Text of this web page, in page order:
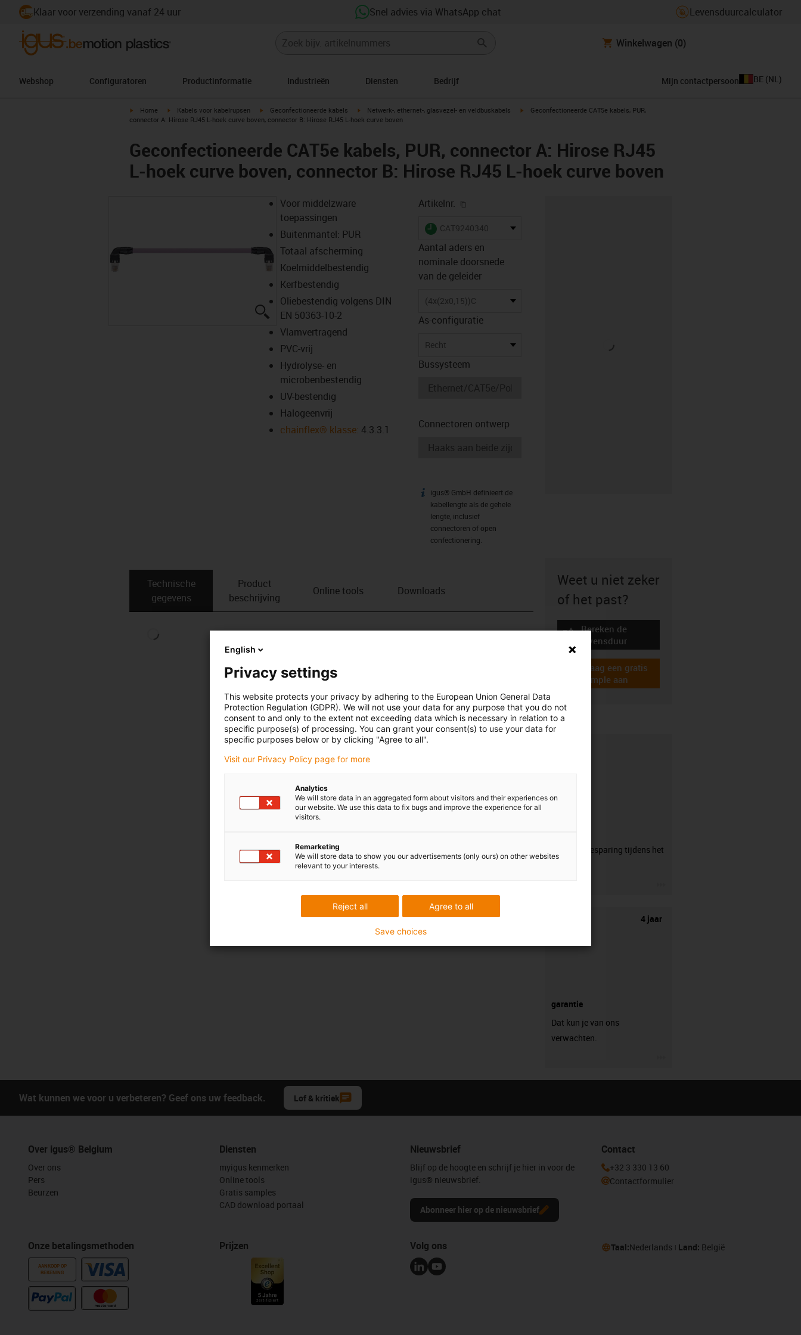
Klaar voor verzending vanaf 24 uur Snel advies via WhatsApp chat Levensduurcalculator
Winkelwagen (0)
Webshop Configuratoren Productinformatie Industrieën Diensten Bedrijf Mijn contactpersoon BE (NL )
igus-icon-arrow-right
Home igus-icon-arrow-right
Kabels voor kabelrupsen igus-icon-arrow-right
Geconfectioneerde kabels igus-icon-arrow-right
Netwerk-, ethernet-, glasvezel- en veldbuskabels igus-icon-arrow-right
Geconfectioneerde CAT5e kabels, PUR,
connector A: Hirose RJ45 L-hoek curve boven, connector B: Hirose RJ45 L-hoek curve boven
Geconfectioneerde CAT5e kabels, PUR, connector A: Hirose RJ45
L-hoek curve boven, connector B: Hirose RJ45 L-hoek curve boven
igus-icon-lupe
Voor middelzware
toepassingen
Buitenmantel: PUR
Totaal afscherming
Koelmiddelbestendig
Kerfbestendig
Oliebestendig volgens DIN
EN 50363-10-2
Vlamvertragend
PVC-vrij
Hydrolyse- en
microbenbestendig
UV-bestendig
Halogeenvrij
chainflex® klasse: 4.3.3.1
Artikelnr.
igus-icon-lieferzeit
CAT9240340
Aantal aders en
nominale doorsnede
van de geleider
(4x(2x0,15))C
As-configuratie
Recht
Bussysteem
Connectoren ontwerp
igus-icon-info
igus® GmbH definieert de
kabellengte als de gehele
lengte, inclusief
connectoren of open
confectionering.
Technische
gegevens
Product
beschrijving
Online tools Downloads
Weet u niet zeker
of het past?
igus-icon-lebensdauerrechner
Bereken de
levensduur
igus-icon-gratismuster
Vraag een gratis
sample aan
50% tijdsbesparing tijdens het
4 jaar
garantie
Dat kun je van ons
verwachten.
Wat kunnen we voor u verbeteren? Geef ons uw feedback. Lof & kritiek
Over igus® Belgium
Over ons
Pers
Beurzen
Onze betalingsmethoden
AANKOOP OP
REKENING
Diensten
myigus kenmerken
Online tools
Gratis samples
CAD download portaal
Prijzen
Nieuwsbrief
Blijf op de hoogte en schrijf je hier in voor de
igus® nieuwsbrief.
Abonneer hier op de nieuwsbrief
Contact
+32 3 330 13 60
Contactformulier
Volg ons Taal:Nederlands Land: België
English
Privacy settings
This website protects your privacy by adhering to the European Union General Data
Protection Regulation (GDPR). We will not use your data for any purpose that you do not
consent to and only to the extent not exceeding data which is necessary in relation to a
specific purpose(s) of processing. You can grant your consent(s) to use your data for
specific purposes below or by clicking "Agree to all".
Visit our Privacy Policy page for more
Analytics
We will store data in an aggregated form about visitors and their experiences on
our website. We use this data to fix bugs and improve the experience for all
visitors.
Remarketing
We will store data to show you our advertisements (only ours) on other websites
relevant to your interests.
Agree to all
Reject all
Save choices